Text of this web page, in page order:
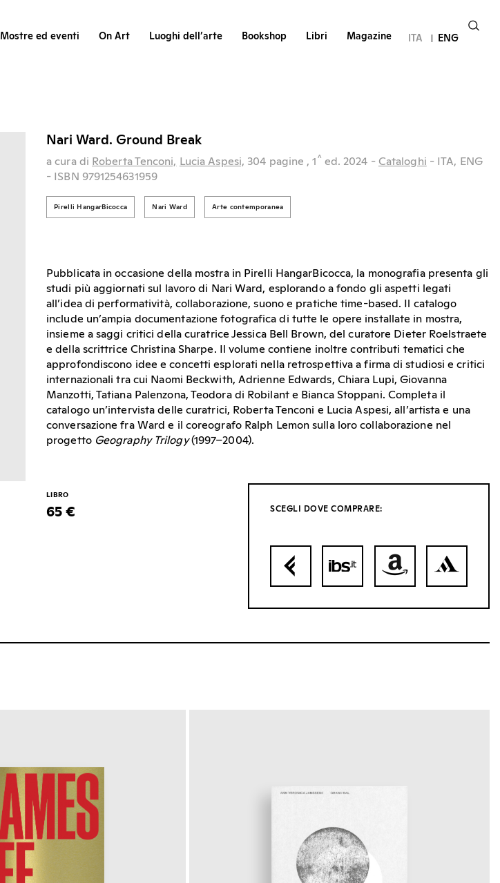
Mostre ed eventi On Art Luoghi dell’arte Bookshop Libri Magazine ITA ENG
Nari Ward. Ground Break
a cura di Roberta Tenconi, Lucia Aspesi, 304 pagine , 1 ^ ed. 2024 - Cataloghi - ITA, ENG
- ISBN 9791254631959
Pirelli HangarBicocca Nari Ward Arte contemporanea
Pubblicata in occasione della mostra in Pirelli HangarBicocca, la monografia presenta gli
studi più aggiornati sul lavoro di Nari Ward, esplorando a fondo gli aspetti legati
all’idea di performatività, collaborazione, suono e pratiche time-based. Il catalogo
include un’ampia documentazione fotografica di tutte le opere installate in mostra,
insieme a saggi critici della curatrice Jessica Bell Brown, del curatore Dieter Roelstraete
e della scrittrice Christina Sharpe. Il volume contiene inoltre contributi tematici che
approfondiscono idee e concetti esplorati nella retrospettiva a firma di studiosi e critici
internazionali tra cui Naomi Beckwith, Adrienne Edwards, Chiara Lupi, Giovanna
Manzotti, Tatiana Palenzona, Teodora di Robilant e Bianca Stoppani. Completa il
catalogo un’intervista delle curatrici, Roberta Tenconi e Lucia Aspesi, all’artista e una
conversazione fra Ward e il coreografo Ralph Lemon sulla loro collaborazione nel
progetto Geography Trilogy(1997–2004).
LIBRO
65 € SCEGLI DOVE COMPRARE: